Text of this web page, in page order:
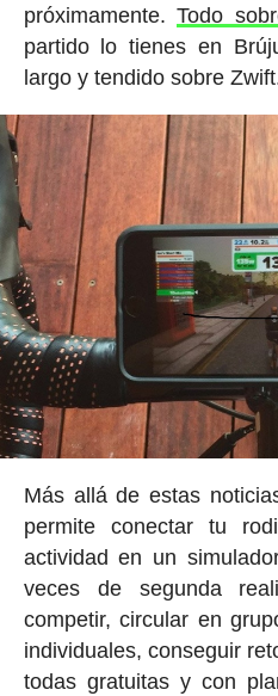
próximamente.Todo
partido lo tienes en
largo y tendido sobre
Más allá de estas
permite conectar tu
actividad en un
veces de segunda
competir, circular en
individuales, conseguir
todas gratuitas y con